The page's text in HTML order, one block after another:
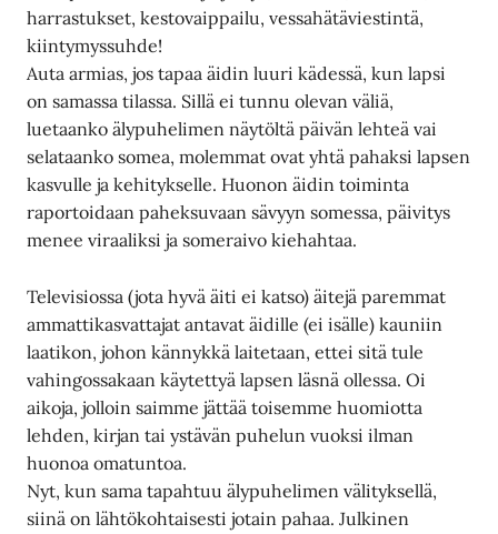
harrastukset, kestovaippailu, vessahätäviestintä,
kiintymyssuhde!
Auta armias, jos tapaa äidin luuri kädessä, kun lapsi
on samassa tilassa. Sillä ei tunnu olevan väliä,
luetaanko älypuhelimen näytöltä päivän lehteä vai
selataanko somea, molemmat ovat yhtä pahaksi lapsen
kasvulle ja kehitykselle. Huonon äidin toiminta
raportoidaan paheksuvaan sävyyn somessa, päivitys
menee viraaliksi ja someraivo kiehahtaa.
Televisiossa (jota hyvä äiti ei katso) äitejä paremmat
ammattikasvattajat antavat äidille (ei isälle) kauniin
laatikon, johon kännykkä laitetaan, ettei sitä tule
vahingossakaan käytettyä lapsen läsnä ollessa. Oi
aikoja, jolloin saimme jättää toisemme huomiotta
lehden, kirjan tai ystävän puhelun vuoksi ilman
huonoa omatuntoa.
Nyt, kun sama tapahtuu älypuhelimen välityksellä,
siinä on lähtökohtaisesti jotain pahaa. Julkinen